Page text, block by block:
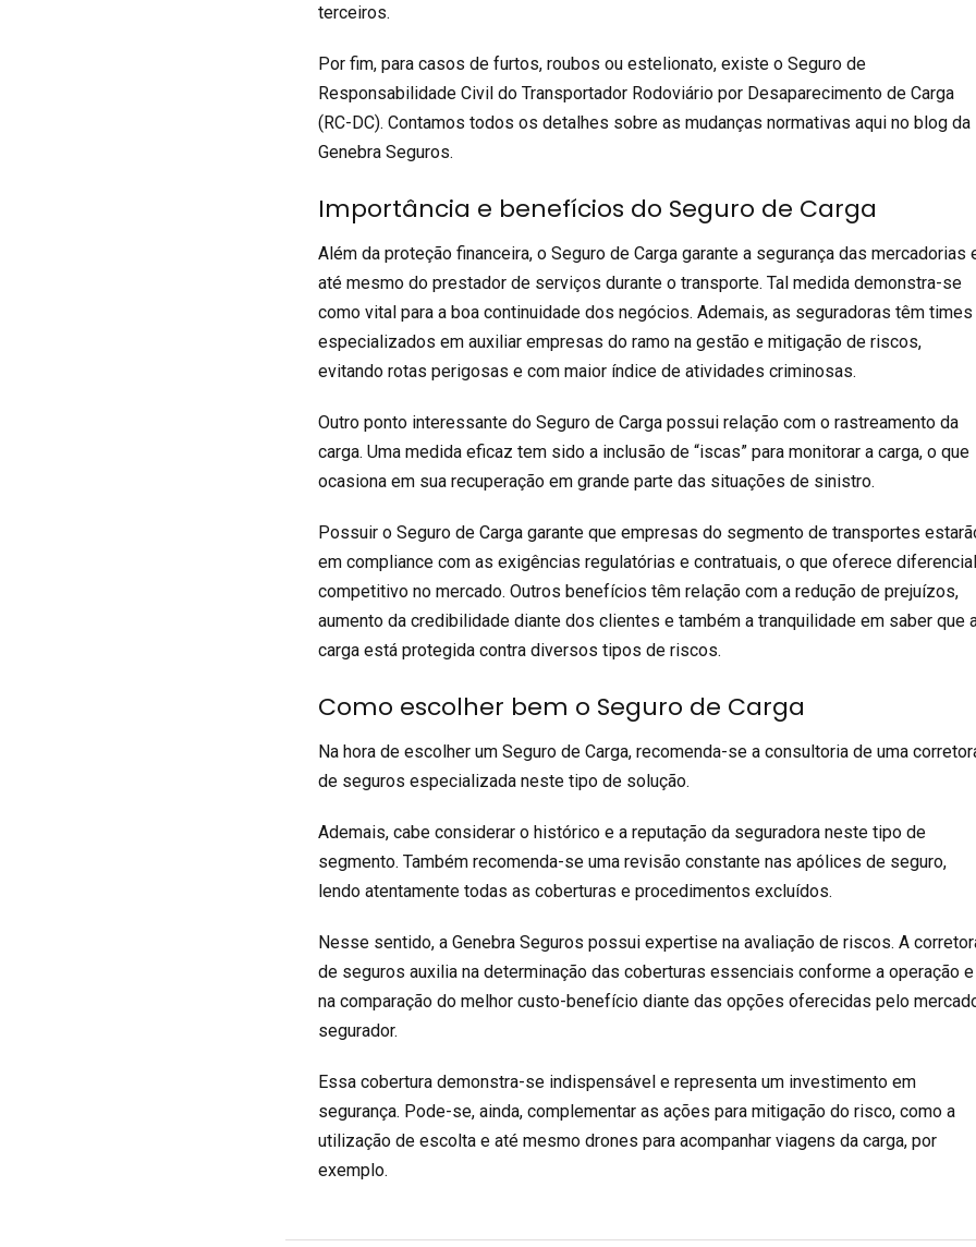
terceiros.
Por fim, para casos de furtos, roubos ou estelionato, existe oSeguro de
Responsabilidade Civil do Transportador Rodoviário por Desaparecimento de Carga
(RC-DC). Contamos todos os detalhes sobre as mudanças normativasaqui no blog da
Genebra Seguros.
Importância e benefícios do Seguro de Carga
Além da proteção financeira, oSeguro de Carga garante a segurança das mercadorias
até mesmo do prestador de serviços durante o transporte. Tal medida demonstra-se
como vital para a boa continuidade dos negócios. Ademais, as seguradoras têm times
especializados em auxiliar empresas do ramo na gestão e mitigação de riscos,
evitando rotas perigosas e com maior índice de atividades criminosas.
Outro ponto interessante doSeguro de Carga possui relação com o rastreamento da
carga. Uma medida eficaz tem sido a inclusão de “iscas” para monitorar a carga, o que
ocasiona em sua recuperação em grande parte das situações de sinistro.
Possuir oSeguro de Carga garante que empresas do segmento de transportes
em compliance com as exigências regulatórias e contratuais, o que oferece diferencial
competitivo no mercado. Outros benefícios têm relação com a redução de prejuízos,
aumento da credibilidade diante dos clientes e também a tranquilidade em saber que
carga está protegida contra diversos tipos de riscos.
Como escolher bem o Seguro de Carga
Na hora de escolher umSeguro de Carga, recomenda-se aconsultoria de uma
de seguros especializada neste tipo de solução.
Ademais, cabe considerar o histórico e a reputação da seguradora neste tipo de
segmento. Também recomenda-se uma revisão constante nas apólices de seguro,
lendo atentamente todas as coberturas e procedimentos excluídos.
Nesse sentido, aGenebra Seguros possui expertise na avaliação de riscos. A
de seguros auxilia na determinação das coberturas essenciais conforme a operação e
na comparação do melhor custo-benefício diante das opções oferecidas pelo
segurador.
Essa cobertura demonstra-se indispensável e representa um investimento em
segurança. Pode-se, ainda, complementar as ações paramitigação do risco, como a
utilização de escolta e até mesmo drones para acompanhar viagens da carga, por
exemplo.